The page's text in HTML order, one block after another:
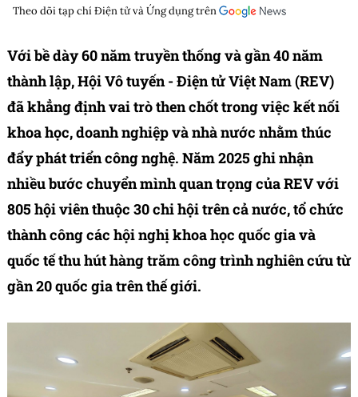
Theo dõi tạp chíĐiện tử và Ứng dụngtrên
Với bề dày 60 năm truyền thống và gần 40 năm
thành lập, Hội Vô tuyến - Điện tử Việt Nam (REV)
đã khẳng định vai trò then chốt trong việc kết nối
khoa học, doanh nghiệp và nhà nước nhằm thúc
đẩy phát triển công nghệ. Năm 2025 ghi nhận
nhiều bước chuyển mình quan trọng của REV với
805 hội viên thuộc 30 chi hội trên cả nước, tổ chức
thành công các hội nghị khoa học quốc gia và
quốc tế thu hút hàng trăm công trình nghiên cứu từ
gần 20 quốc gia trên thế giới.